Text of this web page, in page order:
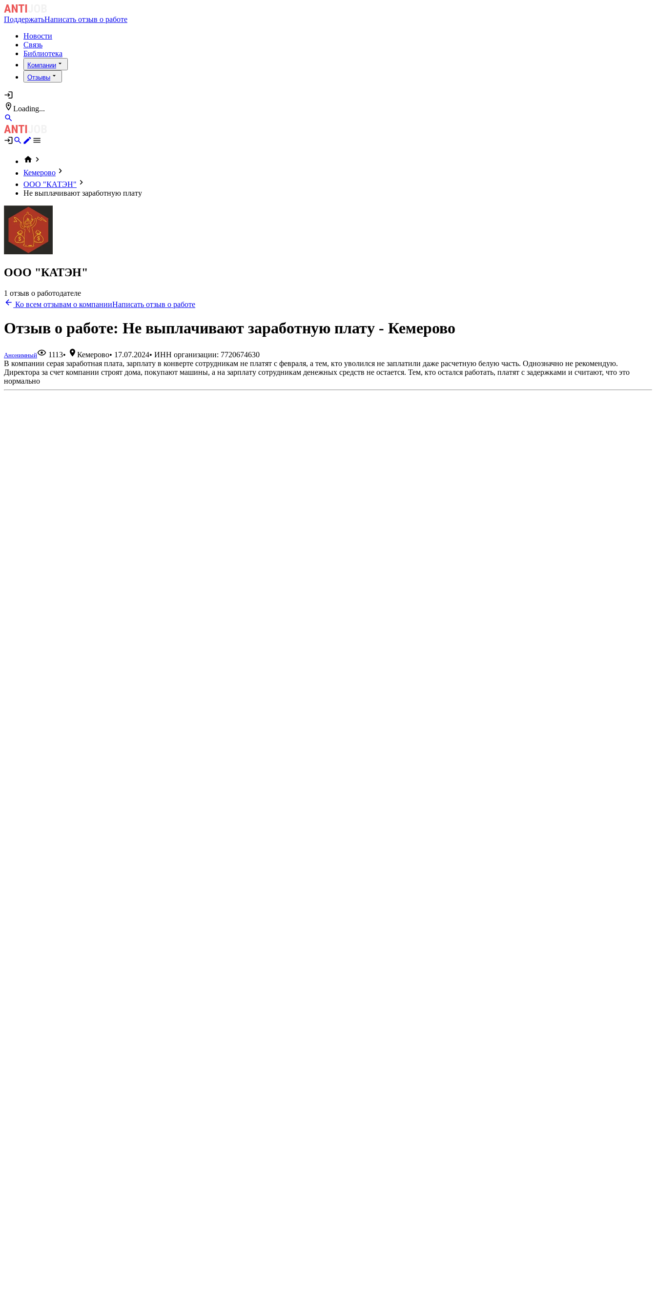
ПоддержатьНаписать отзыв о работе
Новости
Связь
Библиотека
Компании
Отзывы
Loading...
Кемерово
ООО "КАТЭН"
Не выплачивают заработную плату
ООО "КАТЭН"
1 отзыв о работодателе
Ко всем отзывам о компанииНаписать отзыв о работе
Отзыв о работе: Не выплачивают заработную плату - Кемерово
Анонимный 1113• Кемерово• 17.07.2024• ИНН организации: 7720674630
В компании серая заработная плата, зарплату в конверте сотрудникам не платят с февраля, а тем, кто уволился не заплатили даже расчетную белую часть. Однозначно не рекомендую.
Директора за счет компании строят дома, покупают машины, а на зарплату сотрудникам денежных средств не остается. Тем, кто остался работать, платят с задержками и считают, что это
нормально